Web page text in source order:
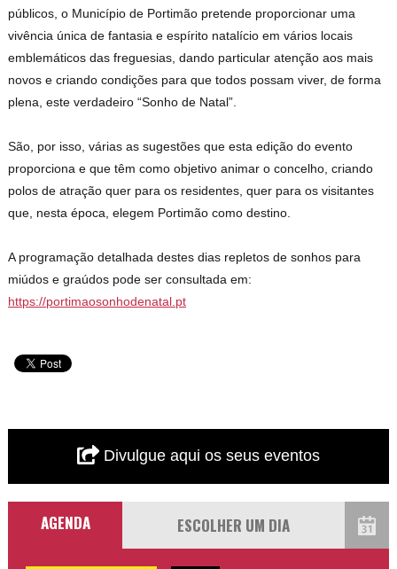
públicos, o Município de Portimão pretende proporcionar uma
vivência única de fantasia e espírito natalício em vários locais
emblemáticos das freguesias, dando particular atenção aos mais
novos e criando condições para que todos possam viver, de forma
plena, este verdadeiro “Sonho de Natal”.
São, por isso, várias as sugestões que esta edição do evento
proporciona e que têm como objetivo animar o concelho, criando
polos de atração quer para os residentes, quer para os visitantes
que, nesta época, elegem Portimão como destino.
A programação detalhada destes dias repletos de sonhos para
miúdos e graúdos pode ser consultada em:
https://portimaosonhodenatal.pt
Divulgue aqui os seus eventos
AGENDA